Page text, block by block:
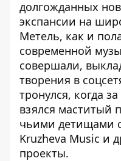
долгожданных
экспансии на
Метель, как и
современной
совершали,
творения в
тронулся, когда
взялся
чьими детищами
Kruzheva Music и
проекты.